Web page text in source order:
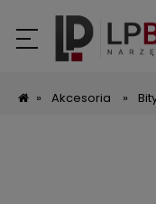
» Akcesoria »